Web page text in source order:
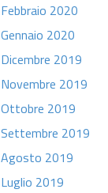
Febbraio 2020
Gennaio 2020
Dicembre 2019
Novembre 2019
Ottobre 2019
Settembre 2019
Agosto 2019
Luglio 2019